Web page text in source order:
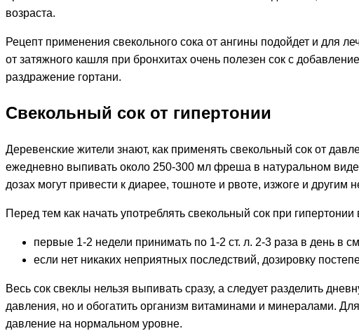
возраста.
Рецепт применения свекольного сока от ангины подойдет и для
от затяжного кашля при бронхитах очень полезен сок с
раздражение гортани.
Свекольный сок от гипертонии
Деревенские жители знают, как применять свекольный сок от
ежедневно выпивать около 250-300 мл фреша в натуральном
дозах могут привести к диарее, тошноте и рвоте, изжоге и
Перед тем как начать употреблять свекольный сок при
первые 1-2 недели принимать по 1-2 ст. л. 2-3 раза в день в
если нет никаких неприятных последствий, дозировку
Весь сок свеклы нельзя выпивать сразу, а следует разделить
давления, но и обогатить организм витаминами и минералами.
давление на нормальном уровне.